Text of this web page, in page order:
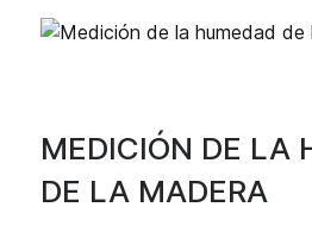
MEDICIÓN DE LA
DE LA MADERA